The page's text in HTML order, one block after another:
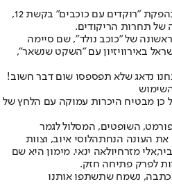
ל-ForReal נודע מגורם המעורב בהפקת "רוקדים עם כוכבים" בקשת 12,
של תחרות הריקודים.
של "כוכב נולד", שם סיימה
ייצגה את ישראל באירוויזיון עם "השקט שנשאר",
כן מבטיח היכרות עמוקה עם הלחץ של
לוסי איוב, וצוות
,אלי מזרחיולאה ינאי. מימון היא שם
לפרק פתיחה חזק.
נשמח שתשתפו אותנו